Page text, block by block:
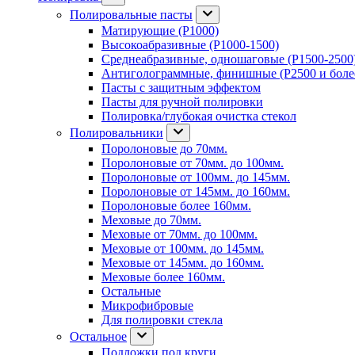
Полировальные пасты
Матирующие (P1000)
Высокоабразивные (P1000-1500)
Среднеабразивные, одношаговые (P1500-
Антиголограммные, финишные (P2500 и
Пасты с защитным эффектом
Пасты для ручной полировки
Полировка/глубокая очистка стекол
Полировальники
Поролоновые до 70мм.
Поролоновые от 70мм. до 100мм.
Поролоновые от 100мм. до 145мм.
Поролоновые от 145мм. до 160мм.
Поролоновые более 160мм.
Меховые до 70мм.
Меховые от 70мм. до 100мм.
Меховые от 100мм. до 145мм.
Меховые от 145мм. до 160мм.
Меховые более 160мм.
Остальные
Микрофибровые
Для полировки стекла
Остальное